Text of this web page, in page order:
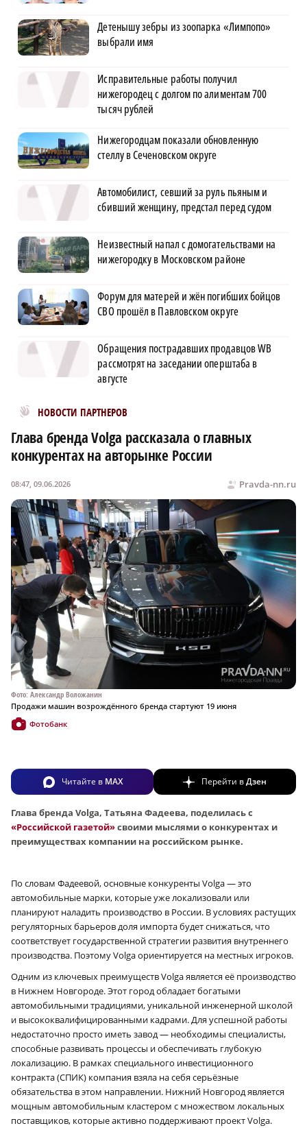
Детенышу зебры из зоопарка «Лимпопо»
выбрали имя
Исправительные работы получил
нижегородец с долгом по алиментам 700
тысяч рублей
Нижегородцам показали обновленную
стеллу в Сеченовском округе
Автомобилист, севший за руль пьяным и
сбивший женщину, предстал перед судом
Неизвестный напал с домогательствами на
нижегородку в Московском районе
Форум для матерей и жён погибших бойцов
СВО прошёл в Павловском округе
Обращения пострадавших продавцов WB
рассмотрят на заседании оперштаба в
августе
НОВОСТИ ПАРТНЕРОВ
Новости МирТесен
Глава бренда Volga рассказала о главных
конкурентах на авторынке России
Pravda-nn.ru
08:47, 09.06.2026
Фото: Александр Воложанин
Продажи машин возрождённого бренда стартуют 19 июня
Фотобанк
Читайте в MAX Перейти вДзен
Глава бренда Volga, Татьяна Фадеева, поделилась с
«Российской газетой»своими мыслями о конкурентах и
преимуществах компании на российском рынке.
По словам Фадеевой, основные конкуренты Volga — это
автомобильные марки, которые уже локализовали или
планируют наладить производство в России. В условиях растущих
регуляторных барьеров доля импорта будет снижаться, что
соответствует государственной стратегии развития внутреннего
производства. Поэтому Volga ориентируется на местных игроков.
Одним из ключевых преимуществ Volga является её производство
в Нижнем Новгороде. Этот город обладает богатыми
автомобильными традициями, уникальной инженерной школой
и высококвалифицированными кадрами. Для успешной работы
недостаточно просто иметь завод — необходимы специалисты,
способные развивать процессы и обеспечивать глубокую
локализацию. В рамках специального инвестиционного
контракта (СПИК) компания взяла на себя серьёзные
обязательства в этом направлении. Нижний Новгород является
мощным автомобильным кластером с множеством локальных
поставщиков, которые активно поддерживают проект Volga.